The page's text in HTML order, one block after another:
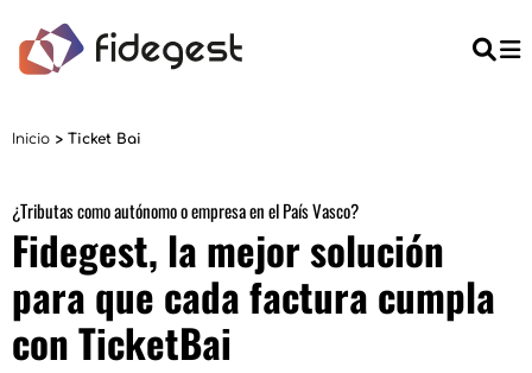
Search
Inicio> Ticket Bai
¿Tributas como autónomo o empresa en el País Vasco?
Fidegest, la mejor solución
para que cada factura cumpla
con TicketBai